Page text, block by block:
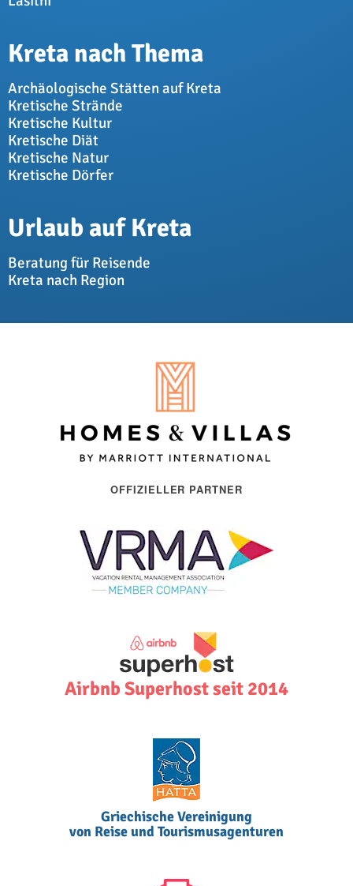
Kreta nach Thema
Archäologische Stätten auf Kreta
Kretische Strände
Kretische Kultur
Kretische Diät
Kretische Natur
Kretische Dörfer
Urlaub auf Kreta
Beratung für Reisende
Kreta nach Region
OFFIZIELLER PARTNER
Airbnb Superhost seit 2014
Griechische Vereinigung
von Reise und Tourismusagenturen